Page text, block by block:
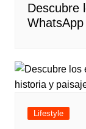
Descubre
WhatsApp
Lifestyle